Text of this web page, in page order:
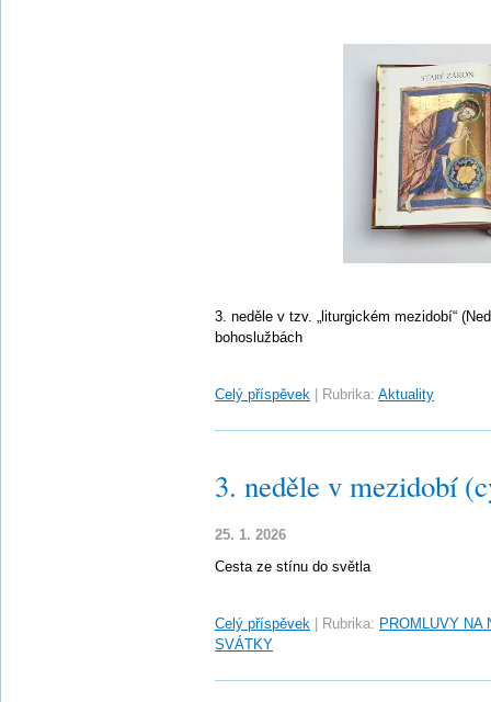
3. neděle v tzv. „liturgickém mezidobí“
bohoslužbách
Celý příspěvek Rubrika: Aktuality
3. neděle v mezidobí
25. 1. 2026
Cesta ze stínu do světla
Celý příspěvek Rubrika: PROMLUVY NA
SVÁTKY